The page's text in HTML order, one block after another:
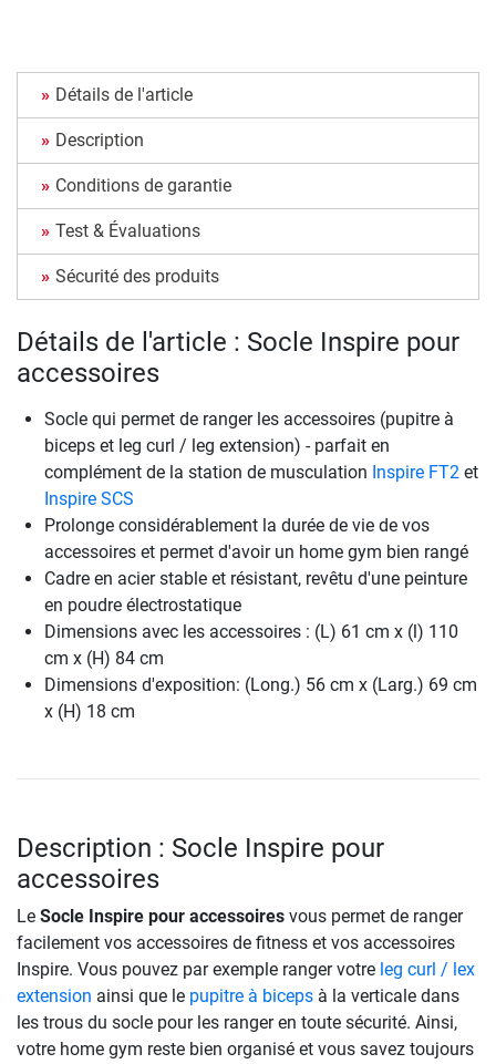
Détails de l'article
Description
Conditions de garantie
Test & Évaluations
Sécurité des produits
Détails de l'article : Socle Inspire pour
accessoires
Socle qui permet de ranger les accessoires (pupitre à
biceps et leg curl / leg extension) - parfait en
complément de la station de musculation Inspire FT2 et
Inspire SCS
Prolonge considérablement la durée de vie de vos
accessoires et permet d'avoir un home gym bien rangé
Cadre en acier stable et résistant, revêtu d'une peinture
en poudre électrostatique
Dimensions avec les accessoires : (L) 61 cm x (l) 110
cm x (H) 84 cm
Dimensions d'exposition: (Long.) 56 cm x (Larg.) 69 cm
x (H) 18 cm
Description : Socle Inspire pour
accessoires
Le Socle Inspire pour accessoires vous permet de ranger
facilement vos accessoires de fitness et vos accessoires
Inspire. Vous pouvez par exemple ranger votre leg curl / lex
extension ainsi que le pupitre à biceps à la verticale dans
les trous du socle pour les ranger en toute sécurité. Ainsi,
votre home gym reste bien organisé et vous savez toujours